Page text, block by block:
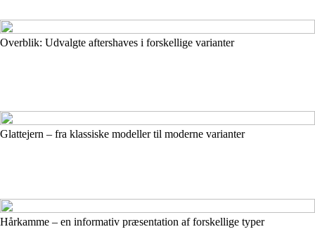
Overblik: Udvalgte aftershaves i forskellige varianter
Glattejern – fra klassiske modeller til moderne varianter
Hårkamme – en informativ præsentation af forskellige typer